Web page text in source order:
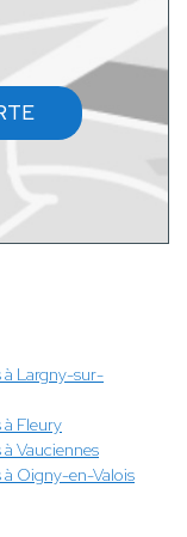
à Largny-sur-
Fleury
Vauciennes
à Oigny-en-Valois